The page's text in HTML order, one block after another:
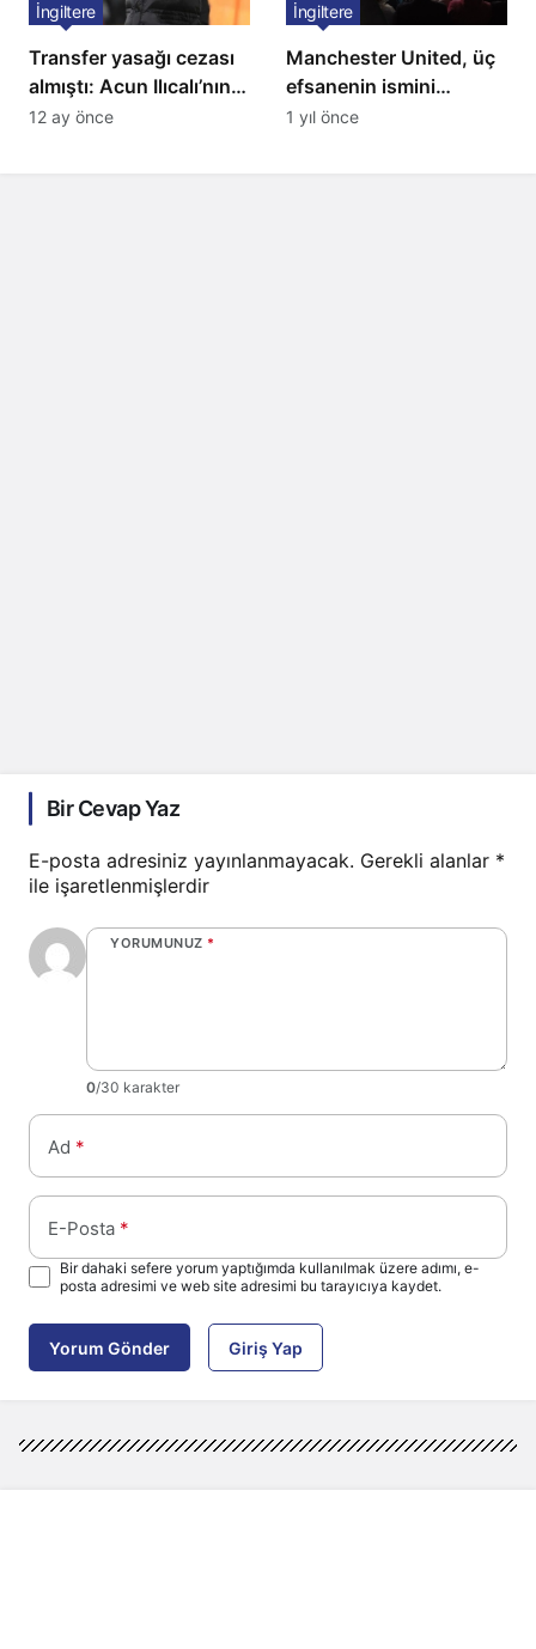
Transfer yasağı cezası
almıştı: Acun Ilıcalı’nın
ekibi Hull City’ye kötü
İngiltere
12 ay önce
Manchester United, üç
efsanenin ismini
yasakladı
İngiltere
1 yıl önce
Bir Cevap Yaz
E-posta adresiniz yayınlanmayacak. Gerekli alanlar *
ile işaretlenmişlerdir
YORUMUNUZ *
0/30 karakter
Ad *
E-Posta *
Bir dahaki sefere yorum yaptığımda kullanılmak üzere adımı, e-
posta adresimi ve web site adresimi bu tarayıcıya kaydet.
Yorum Gönder Giriş Yap